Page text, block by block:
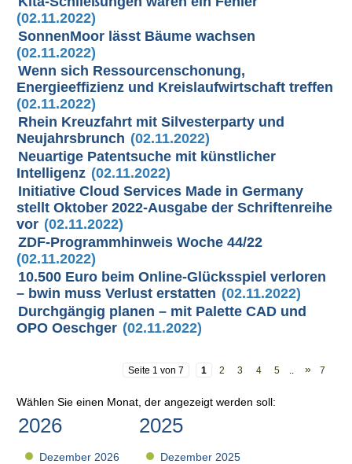
(02.11.2022)
SonnenMoor lässt Bäume wachsen
(02.11.2022)
Wenn sich Ressourcenschonung,
Energieeffizienz und Kreislaufwirtschaft treffen
(02.11.2022)
Rhein Kreuzfahrt mit Silvesterparty und
Neujahrsbrunch (02.11.2022)
Neuartige Patentsuche mit künstlicher
Intelligenz (02.11.2022)
Initiative Cloud Services Made in Germany
stellt Oktober 2022-Ausgabe der Schriftenreihe
vor (02.11.2022)
ZDF-Programmhinweis Woche 44/22
(02.11.2022)
10.500 Euro beim Online-Glücksspiel verloren
– bwin muss Verlust erstatten (02.11.2022)
Durchgängig planen – mit Palette CAD und
OPO Oeschger (02.11.2022)
Seite 1 von 7 1 2 3 4 5 » 7
Wählen Sie einen Monat, der angezeigt werden soll:
2026
Dezember 2026
2025
Dezember 2025